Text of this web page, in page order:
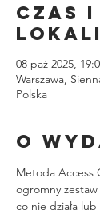
Czas i
08 paź 2025,
Warszawa,
Polska
O
Metoda Access
ogromny
co nie działa